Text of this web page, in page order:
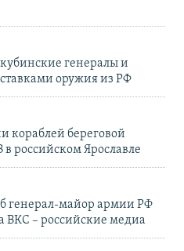
генералы и
оружия из РФ
кораблей береговой
российском Ярославле
генерал-майор армии РФ
ВКС – российские медиа